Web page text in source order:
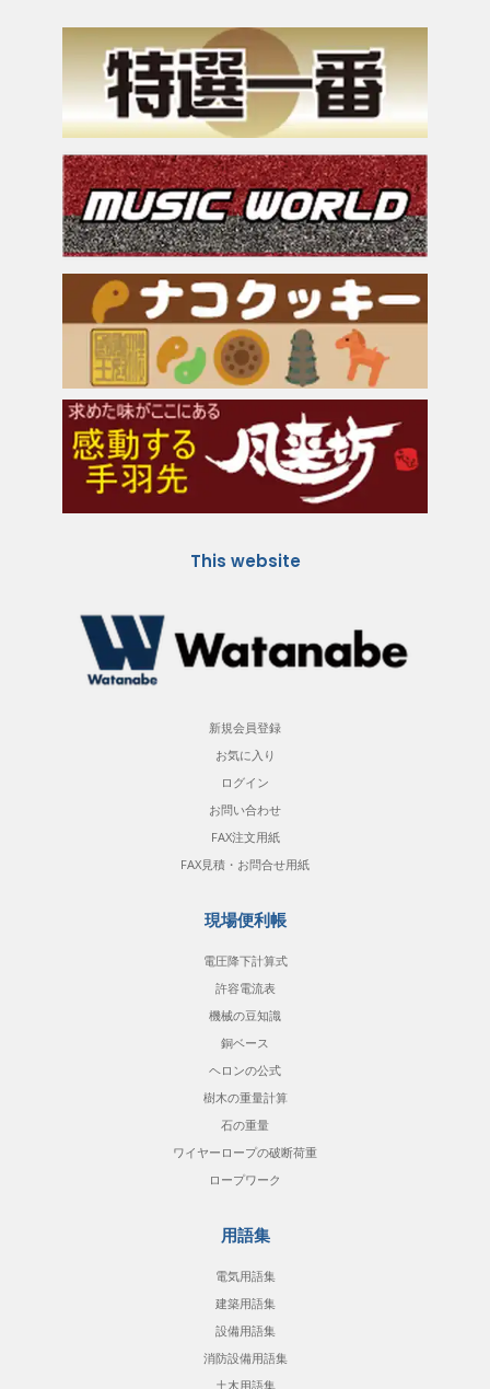
This website
新規会員登録
お気に入り
ログイン
お問い合わせ
FAX注文用紙
FAX見積・お問合せ用紙
現場便利帳
電圧降下計算式
許容電流表
機械の豆知識
銅ベース
ヘロンの公式
樹木の重量計算
石の重量
ワイヤーロープの破断荷重
ロープワーク
用語集
電気用語集
建築用語集
設備用語集
消防設備用語集
土木用語集